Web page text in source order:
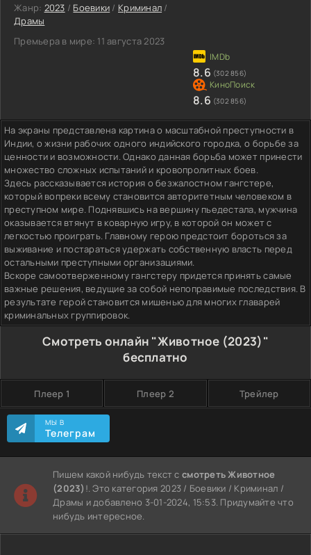
Жанр: 2023 / Боевики / Криминал /
Драмы
Премьера в мире: 11 августа 2023
8.6 (302 856)
8.6 (302 856)
На экраны представлена картина о масштабной преступности в
Индии, о жизни рабочих одного индийского городка, о борьбе за
ценности и возможности. Однако данная борьба может принести
множество сложных испытаний и кровопролитных боев.
Здесь рассказывается история о безжалостном гангстере,
который вопреки всему становится авторитетным человеком в
преступном мире. Поднявшись на вершину пьедестала, мужчина
оказывается втянут в коварную игру, в которой он может с
легкостью проиграть. Главному герою предстоит бороться за
выживание и постараться удержать собственную власть перед
остальными преступными организациями.
Вскоре самоотверженному гангстеру придется принять самые
важные решения, ведущие за собой непоправимые последствия. В
результате герой становится мишенью для многих главарей
криминальных группировок.
Смотреть онлайн "Животное (2023)"
бесплатно
Плеер 1 Плеер 2 Трейлер
МЫ В
Телеграм
Пишем какой нибудь текст ссмотреть Животное
(2023) !. Это категория 2023 / Боевики / Криминал /
Драмы и добавлено 3-01-2024, 15:53. Придумайте что
нибудь интересное.